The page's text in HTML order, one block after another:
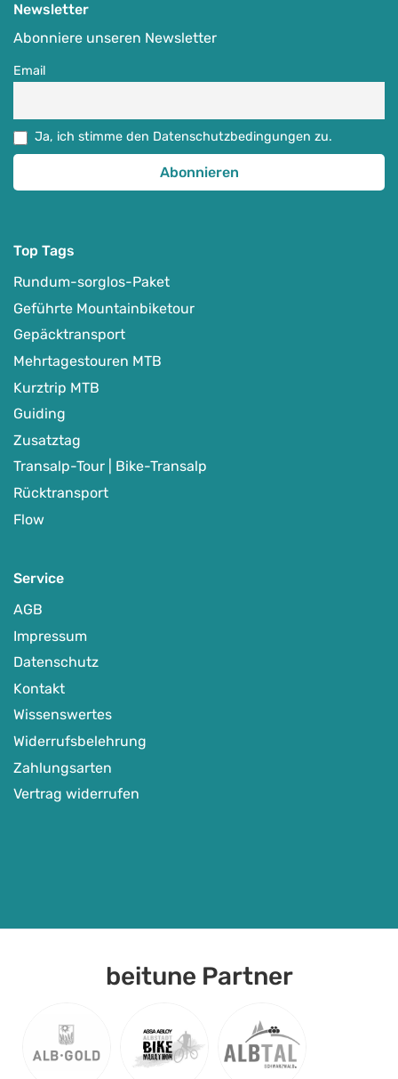
Newsletter
Abonniere unseren Newsletter
Email
Ja, ich stimme den Datenschutzbedingungen zu.
Top Tags
Rundum-sorglos-Paket
Geführte Mountainbiketour
Gepäcktransport
Mehrtagestouren MTB
Kurztrip MTB
Guiding
Zusatztag
Transalp-Tour | Bike-Transalp
Rücktransport
Flow
Service
AGB
Impressum
Datenschutz
Kontakt
Wissenswertes
Widerrufsbelehrung
Zahlungsarten
Vertrag widerrufen
beitune Partner